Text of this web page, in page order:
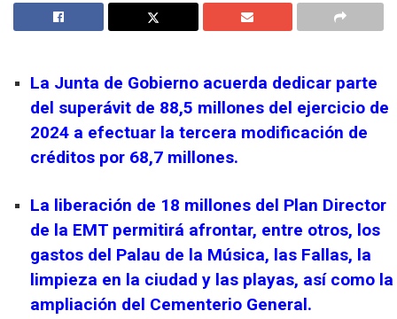
La Junta de Gobierno acuerda dedicar parte
del superávit de 88,5 millones del ejercicio de
2024 a efectuar la tercera modificación de
créditos por 68,7 millones.
La liberación de 18 millones del Plan Director
de la EMT permitirá afrontar, entre otros, los
gastos del Palau de la Música, las Fallas, la
limpieza en la ciudad y las playas, así como la
ampliación del Cementerio General.